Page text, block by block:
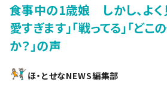
食事中の1歳娘 しかし、よく
愛すぎます」「戦ってる」「ど
か？」の声
ほ・とせなNEWS編集部